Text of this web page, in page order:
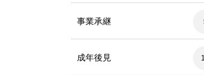
事業承継
成年後見